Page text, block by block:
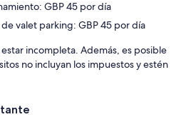
GBP 45 por día
valet parking: GBP 45 por día
incompleta. Además, es posible
no incluyan los impuestos y estén